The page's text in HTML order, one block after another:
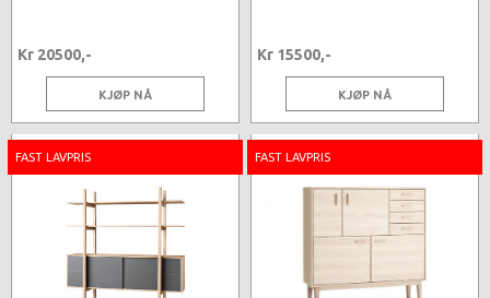
Kr 20500,-
KJØP NÅ
Kr 15500,-
KJØP NÅ
FAST LAVPRIS FAST LAVPRIS